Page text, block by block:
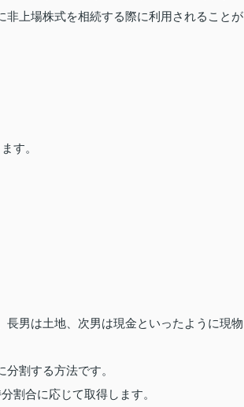
非上場株式を相続する際に利用されることが
す。
男は土地、次男は現金といったように現物
割する方法です。
割合に応じて取得します。